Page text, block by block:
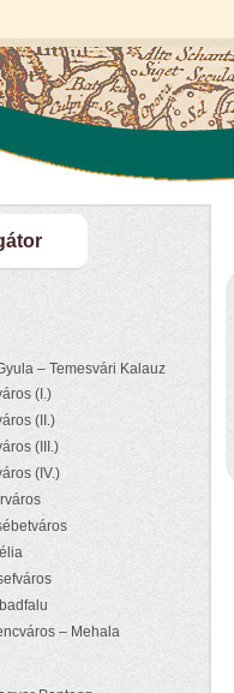
– Temesvári Kalauz
(I.)
(II.)
(III.)
(IV.)
– Mehala